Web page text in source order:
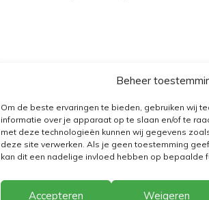
Beheer
Om de beste ervaringen te bieden, gebruiken wij
informatie over je apparaat op te slaan en/of te
met deze technologieën kunnen wij gegevens
deze site verwerken. Als je geen toestemming
kan dit een nadelige invloed hebben op bepaalde
Accepteren Weigeren